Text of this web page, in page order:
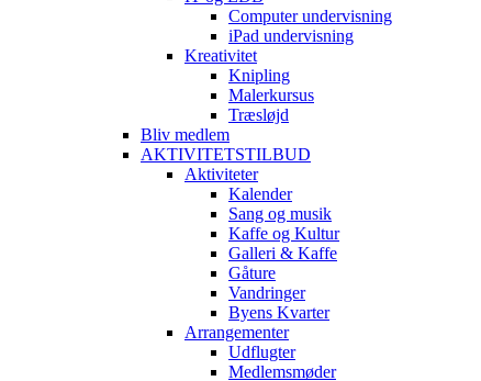
Computer undervisning
iPad undervisning
Kreativitet
Knipling
Malerkursus
Træsløjd
Bliv medlem
AKTIVITETSTILBUD
Aktiviteter
Kalender
Sang og musik
Kaffe og Kultur
Galleri & Kaffe
Gåture
Vandringer
Byens Kvarter
Arrangementer
Udflugter
Medlemsmøder